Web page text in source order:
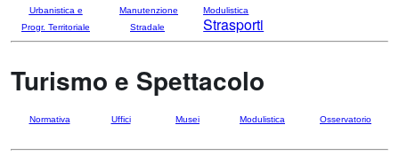
Urbanistica e
Progr. Territoriale
Manutenzione
Stradale
Modulistica
Strasporti
Turismo e Spettacolo
Normativa Uffici Musei Modulistica Osservatorio